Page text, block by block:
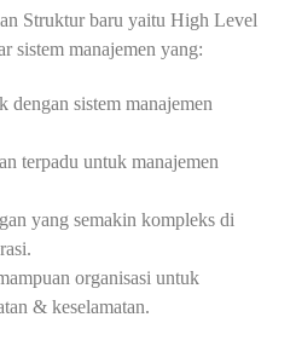
Struktur baru yaitu High Level
sistem manajemen yang:
dengan sistem manajemen
terpadu untuk manajemen
yang semakin kompleks di
organisasi untuk
& keselamatan.